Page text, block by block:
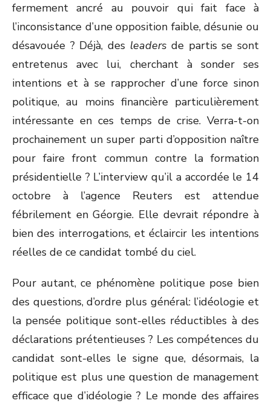
fermement ancré au pouvoir qui fait face à
l’inconsistance d’une opposition faible, désunie ou
désavouée ? Déjà, des leaders de partis se sont
entretenus avec lui, cherchant à sonder ses
intentions et à se rapprocher d’une force sinon
politique, au moins financière particulièrement
intéressante en ces temps de crise. Verra-t-on
prochainement un super parti d’opposition naître
pour faire front commun contre la formation
présidentielle ? L’interview qu’il a accordée le 14
octobre à l’agence Reuters est attendue
fébrilement en Géorgie. Elle devrait répondre à
bien des interrogations, et éclaircir les intentions
réelles de ce candidat tombé du ciel.
Pour autant, ce phénomène politique pose bien
des questions, d’ordre plus général: l’idéologie et
la pensée politique sont-elles réductibles à des
déclarations prétentieuses ? Les compétences du
candidat sont-elles le signe que, désormais, la
politique est plus une question de management
efficace que d’idéologie ? Le monde des affaires